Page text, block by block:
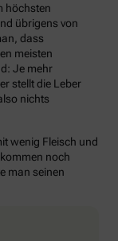
höchsten
übrigens von
dass
meisten
Je mehr
stellt die Leber
nichts
wenig Fleisch und
noch
man seinen